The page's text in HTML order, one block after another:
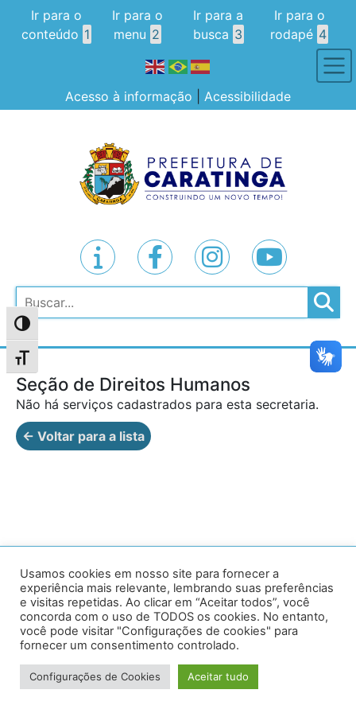
Alternar alto contraste
Alternar tamanho da fonte
Ir para o
conteúdo 1
Ir para o
menu 2
Ir para a
busca 3
Ir para o
rodapé 4
Acesso à informação Acessibilidade
Pesquisar
Seção de Direitos Humanos
Não há serviços cadastrados para esta secretaria.
← Voltar para a lista
Av. Prof. Armando Alves da Silva, nº 1950 - Zacarias,
Caratinga - MG - 35302-403 / Tel: (33) 3329 8000
Desenvolvido por VersaTec
Usamos cookies em nosso site para fornecer a
experiência mais relevante, lembrando suas preferências
e visitas repetidas. Ao clicar em “Aceitar todos”, você
concorda com o uso de TODOS os cookies. No entanto,
você pode visitar "Configurações de cookies" para
fornecer um consentimento controlado.
Configurações de Cookies Aceitar tudo